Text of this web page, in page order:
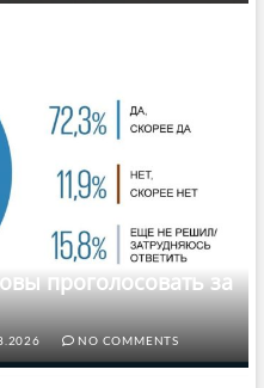
проголосовать за
NO COMMENTS